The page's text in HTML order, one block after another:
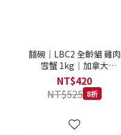
囍碗｜LBC2 全齡貓 雞肉
雪蟹 1kg｜加拿大
Loveabowl 天然無穀糧 1
公斤 成貓 無穀貓飼料
NT$420
NT$525 8折